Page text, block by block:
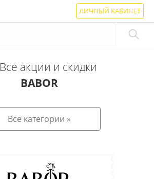
ЛИЧНЫЙ КАБИНЕТ
Все акции и скидки
BABOR
Все категории »